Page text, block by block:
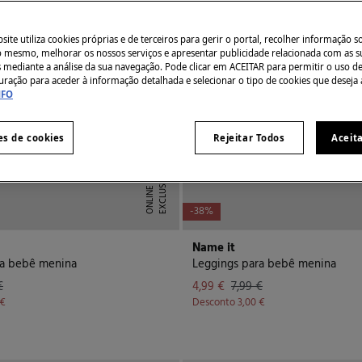
E
X
C
L
U
SI
V
E
O
N
L
I
N
E
bebê menina
-38%
Name it
Leggings para bebê menina
4,99 € 7,99 €
Desconto3,00 €
utiliza cookies próprias e de terceiros para gerir o portal, recolher informação
mesmo, melhorar os nossos serviços e apresentar publicidade relacionada com as
a análise da sua navegação. Pode clicar em ACEITAR para permitir o uso
para aceder à informação detalhada e selecionar o tipo de cookies que deseja
Rejeitar Todos
de cookies